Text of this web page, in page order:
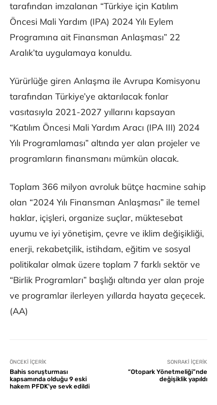
tarafından imzalanan “Türkiye için Katılım
Öncesi Mali Yardım (IPA) 2024 Yılı Eylem
Programına ait Finansman Anlaşması” 22
Aralık’ta uygulamaya konuldu.
Yürürlüğe giren Anlaşma ile Avrupa Komisyonu
tarafından Türkiye’ye aktarılacak fonlar
vasıtasıyla 2021-2027 yıllarını kapsayan
“Katılım Öncesi Mali Yardım Aracı (IPA III) 2024
Yılı Programlaması” altında yer alan projeler ve
programların finansmanı mümkün olacak.
Toplam 366 milyon avroluk bütçe hacmine sahip
olan “2024 Yılı Finansman Anlaşması” ile temel
haklar, içişleri, organize suçlar, müktesebat
uyumu ve iyi yönetişim, çevre ve iklim değişikliği,
enerji, rekabetçilik, istihdam, eğitim ve sosyal
politikalar olmak üzere toplam 7 farklı sektör ve
“Birlik Programları” başlığı altında yer alan proje
ve programlar ilerleyen yıllarda hayata geçecek.
(AA)
ÖNCEKI İÇERIK
Bahis soruşturması
kapsamında olduğu 9 eski
hakem PFDK’ye sevk edildi
SONRAKI İÇERIK
“Otopark Yönetmeliği”nde
değişiklik yapıldı